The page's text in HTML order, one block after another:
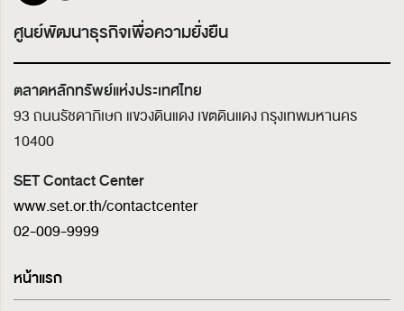
ศูนย์พัฒนาธุรกิจเพื่อความยั่งยืน
ตลาดหลักทรัพย์แห่งประเทศไทย
93 ถนนรัชดาภิเษก แขวงดินแดง เขตดินแดงกรุงเทพมหานคร
10400
SET Contact Center
www.set.or.th/contactcenter
02-009-9999
หน้าแรก